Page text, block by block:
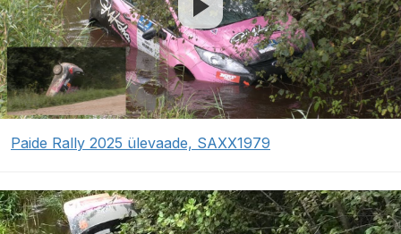
Paide Rally 2025 ülevaade, SAXX1979